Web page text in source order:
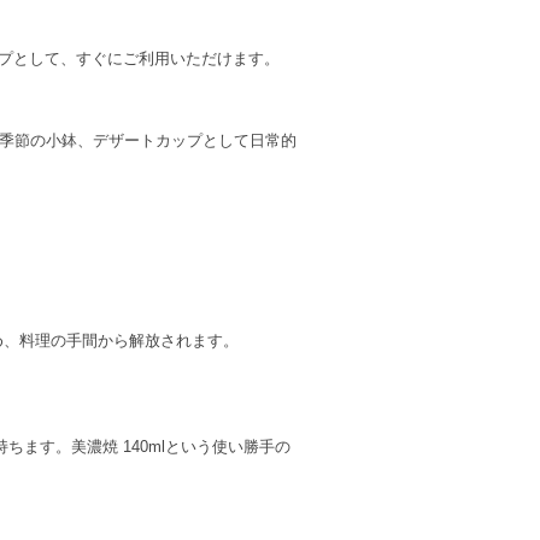
して、すぐにご利用いただけます。
節の小鉢、デザートカップとして日常的
料理の手間から解放されます。
ちます。美濃焼 140mlという使い勝手の